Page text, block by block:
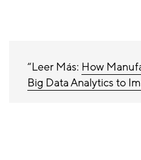
Leer Más: How
Big Data Analytics to